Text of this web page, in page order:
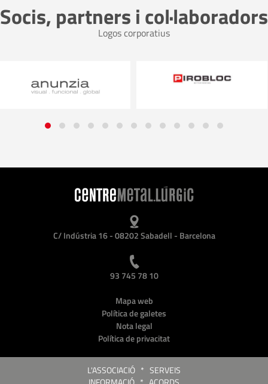
Socis, partners i col·laboradors
Logos corporatius
C/ Indústria 16 - 08202 Sabadell - Barcelona
93 745 78 10
Mapa web
Política de galetes
Nota legal
Política de privacitat
L'ASSOCIACIÓ * SERVEIS